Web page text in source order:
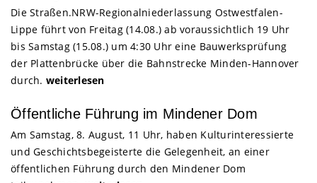
Die Straßen.NRW-Regionalniederlassung Ostwestfalen-
Lippe führt von Freitag (14.08.) ab voraussichtlich 19 Uhr
bis Samstag (15.08.) um 4:30 Uhr eine Bauwerksprüfung
der Plattenbrücke über die Bahnstrecke Minden-Hannover
durch. weiterlesen
Öffentliche Führung im Mindener Dom
Am Samstag, 8. August, 11 Uhr, haben Kulturinteressierte
und Geschichtsbegeisterte die Gelegenheit, an einer
öffentlichen Führung durch den Mindener Dom